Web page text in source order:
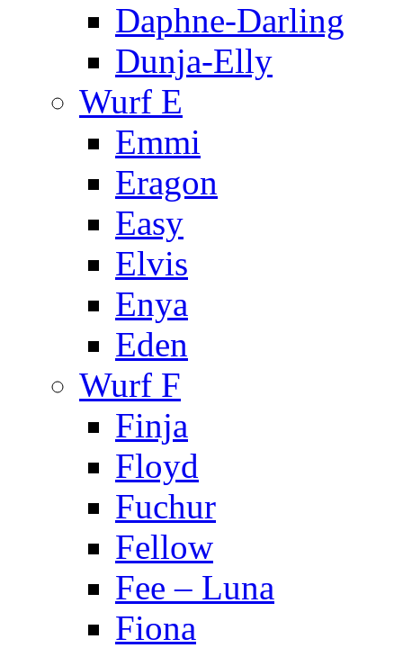
Daphne-Darling
Dunja-Elly
Wurf E
Emmi
Eragon
Easy
Elvis
Enya
Eden
Wurf F
Finja
Floyd
Fuchur
Fellow
Fee – Luna
Fiona